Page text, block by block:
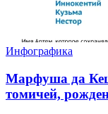
Инфографика
Марфуша да
томичей,